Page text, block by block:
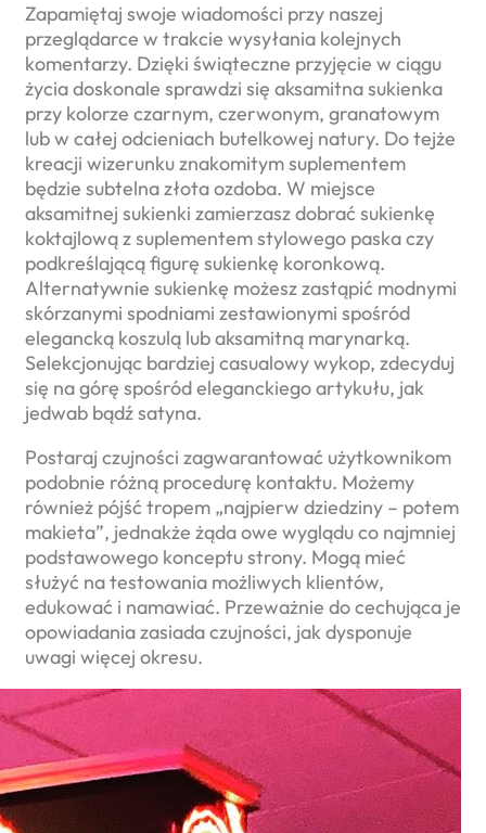
Zapamiętaj swoje wiadomości przy naszej
przeglądarce w trakcie wysyłania kolejnych
komentarzy. Dzięki świąteczne przyjęcie w ciągu
życia doskonale sprawdzi się aksamitna sukienka
przy kolorze czarnym, czerwonym, granatowym
lub w całej odcieniach butelkowej natury. Do tejże
kreacji wizerunku znakomitym suplementem
będzie subtelna złota ozdoba. W miejsce
aksamitnej sukienki zamierzasz dobrać sukienkę
koktajlową z suplementem stylowego paska czy
podkreślającą figurę sukienkę koronkową.
Alternatywnie sukienkę możesz zastąpić modnymi
skórzanymi spodniami zestawionymi spośród
elegancką koszulą lub aksamitną marynarką.
Selekcjonując bardziej casualowy wykop, zdecyduj
się na górę spośród eleganckiego artykułu, jak
jedwab bądź satyna.
Postaraj czujności zagwarantować użytkownikom
podobnie różną procedurę kontaktu. Możemy
również pójść tropem „najpierw dziedziny – potem
makieta”, jednakże żąda owe wyglądu co najmniej
podstawowego konceptu strony. Mogą mieć
służyć na testowania możliwych klientów,
edukować i namawiać. Przeważnie do cechująca je
opowiadania zasiada czujności, jak dysponuje
uwagi więcej okresu.